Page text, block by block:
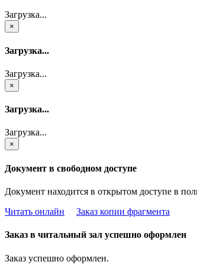
Загрузка...
×
Загрузка...
Загрузка...
×
Загрузка...
Загрузка...
×
Документ в свободном доступе
Документ находится в открытом доступе в
Читать онлайн
Заказ копии фрагмента
Заказ в читальный зал успешно оформлен
Заказ успешно оформлен.